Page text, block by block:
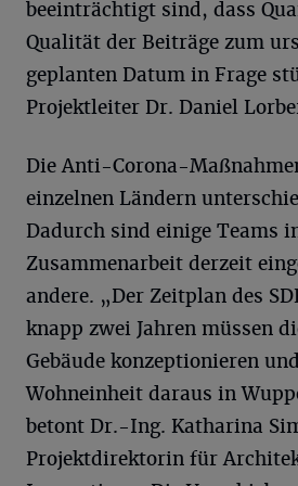
beeinträchtigt sind, dass
Qualität der Beiträge zum
geplanten Datum in Frage
Projektleiter Dr. Daniel
Die Anti-Corona-
einzelnen Ländern
Dadurch sind einige Teams
Zusammenarbeit derzeit
andere. „Der Zeitplan des
knapp zwei Jahren müssen
Gebäude konzeptionieren
Wohneinheit daraus in
betont Dr.-Ing. Katharina
Projektdirektorin für